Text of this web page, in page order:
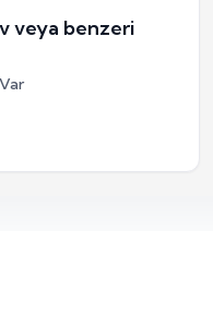
veya benzeri
Var